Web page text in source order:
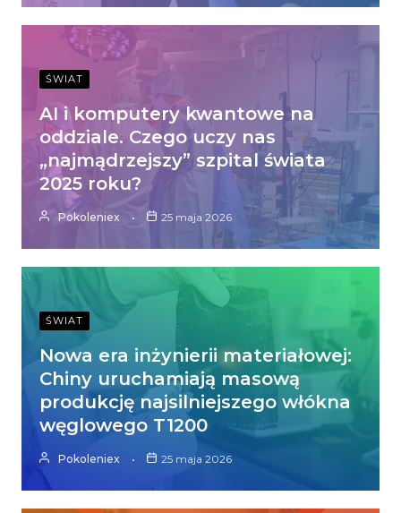
ŚWIAT
AI i komputery kwantowe na
oddziale. Czego uczy nas
„najmądrzejszy” szpital świata
2025 roku?
Pokoleniex 25 maja 2026
ŚWIAT
Nowa era inżynierii materiałowej:
Chiny uruchamiają masową
produkcję najsilniejszego włókna
węglowego T1200
Pokoleniex 25 maja 2026